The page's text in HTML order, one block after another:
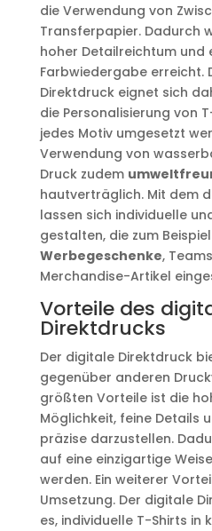
die Verwendung von
Transferpapier. Dadurch
hoher Detailreichtum und
Farbwiedergabe erreicht.
Direktdruck eignet sich
die Personalisierung von
jedes Motiv umgesetzt
Verwendung von
Druck zudem
hautverträglich. Mit dem
lassen sich individuelle
gestalten, die zum
Werbegeschenke,
Merchandise-Artikel
Vorteile des
Direktdrucks
Der digitale Direktdruck
gegenüber anderen
größten Vorteile ist die
Möglichkeit, feine Details
präzise darzustellen.
auf eine einzigartige
werden. Ein weiterer
Umsetzung. Der digitale
es, individuelle T-Shirts in